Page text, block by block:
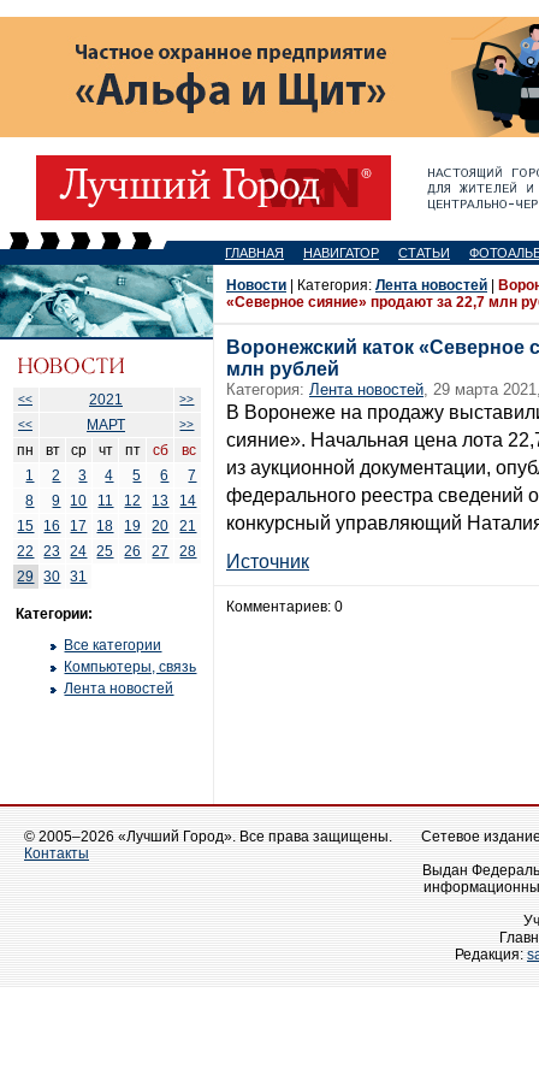
ГЛАВНАЯ НАВИГАТОР СТАТЬИ
<< 2021
>>
<<
МАРТ >>
пн вт ср чт пт сб
вс
1
2 3 4 5 6
7
8
9 10 11 12 13
14
15
16 17 18 19 20
21
22
23 24 25 26 27
28
29
30 31
Категории:
Все категории
Компьютеры, связь
Лента новостей
Новости | Категория: Лента новостей
«Северное сияние» продают за 22,7 млн
Воронежский каток «Северное
млн рублей
Категория: Лента новостей, 29 марта
В Воронеже на продажу
сияние». Начальная цена лота
из аукционной документации,
федерального реестра сведений
конкурсный управляющий
Источник
Комментариев: 0
© 2005–2026 «Лучший Город». Все права защищены.
Контакты
Сетевое
Выдан
Редакция: